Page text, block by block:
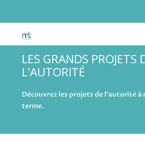
Poser ma question
LES GRANDS PROJETS
L'AUTORITÉ
Découvrez les projets de l’autorité à
terme.